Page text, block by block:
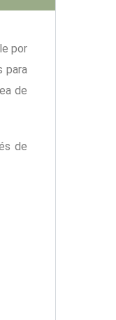
por
para
de
de